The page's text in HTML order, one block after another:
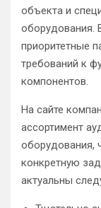
объекта и
оборудования.
приоритетные
требований к
компонентов.
На сайте
ассортимент
оборудования,
конкретную
актуальны